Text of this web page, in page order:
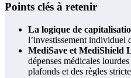
Points clés à retenir
La logique de
l’investissement individuel
MediSave et MediShield
dépenses médicales
plafonds et des règles